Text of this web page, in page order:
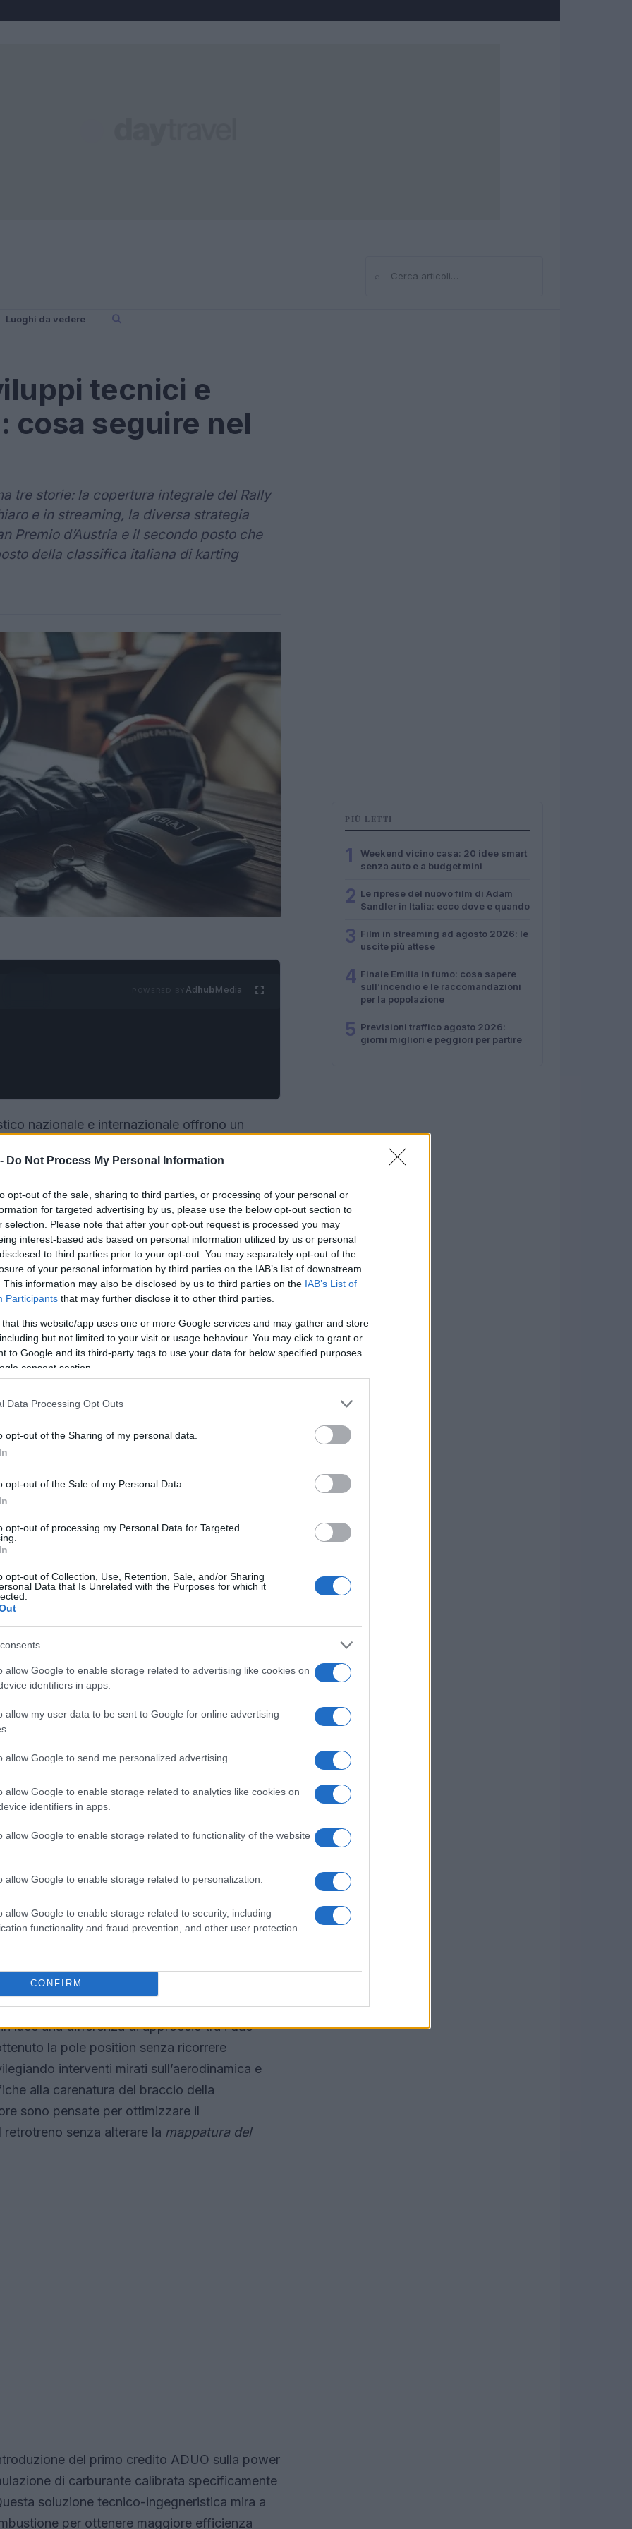
Do Not Process My Personal Information
opt-out of the sale, sharing to third parties, or processing of your personal or
for targeted advertising by us, please use the below opt-out section to
selection. Please note that after your opt-out request is processed you may
interest-based ads based on personal information utilized by us or personal
to third parties prior to your opt-out. You may separately opt-out of the
of your personal information by third parties on the IAB’s list of downstream
This information may also be disclosed by us to third parties on the IAB’s List of
Participants that may further disclose it to other third parties.
that this website/app uses one or more Google services and may gather and store
but not limited to your visit or usage behaviour. You may click to grant or
to Google and its third-party tags to use your data for below specified purposes
consent section.
Data Processing Opt Outs
opt-out of the Sharing of my personal data.
opt-out of the Sale of my Personal Data.
opt-out of processing my Personal Data for Targeted
opt-out of Collection, Use, Retention, Sale, and/or Sharing
Data that Is Unrelated with the Purposes for which it
allow Google to enable storage related to advertising like cookies on
identifiers in apps.
allow my user data to be sent to Google for online advertising
allow Google to send me personalized advertising.
allow Google to enable storage related to analytics like cookies on
identifiers in apps.
allow Google to enable storage related to functionality of the website
allow Google to enable storage related to personalization.
allow Google to enable storage related to security, including
functionality and fraud prevention, and other user protection.
CONFIRM
Cerca
Luoghi da vedere
tecnici e
cosa seguire nel
tre storie: la copertura integrale del Rally
e in streaming, la diversa strategia
Premio d’Austria e il secondo posto che
della classifica italiana di karting
AdhubMedia
nazionale e internazionale offrono un
della Capitale fino alle piste veloci e ai
tappa tricolore del FIA European Rally
trasmissioni in streaming e dirette in chiaro,
tecnica mette a confronto due strategie di
Campania, sul circuito di Sarno, il giovane
le ambizioni nella categoriaOK N.
Capitale: palinsesto e punti
venerdì 3 a domenica 5 luglio, offre un
completa della manifestazione sarà
con un racconto prova per prova
Italiano Assoluto Rally Sparco . Per
finestre live su ACI Sport TV e su RAI
inaugurale. Il programma inizia venerdì 3
con la prova spettacolo ricavata
live anche durante i passaggi più
della domenica.
ai tratti più determinanti per la
PSColle di Tora – Poggio Moianosarà
si concluderà con l’arrivo e le premiazioni
cui il passaggio delle Frecce Tricolori,
adrenalina di gara e scenografia urbana.
e Ferrari a confronto
luce una differenza di approccio tra i due
la pole position senza ricorrere
interventi mirati sull’aerodinamica e
alla carenatura del braccio della
sono pensate per ottimizzare il
senza alterare la mappatura del
del primo credito ADUO sulla power
di carburante calibrata specificamente
soluzione tecnico-ingegneristica mira a
per ottenere maggiore efficienza
PIÙ LETTI
1
Weekend vicino casa: 20 idee smart
senza auto e a budget mini
2 Le riprese del nuovo film di Adam
Sandler in Italia: ecco dove e quando
3 Film in streaming ad agosto 2026: le
uscite più attese
4 Finale Emilia in fumo: cosa sapere
sull’incendio e le raccomandazioni
per la popolazione
5 Previsioni traffico agosto 2026:
giorni migliori e peggiori per partire